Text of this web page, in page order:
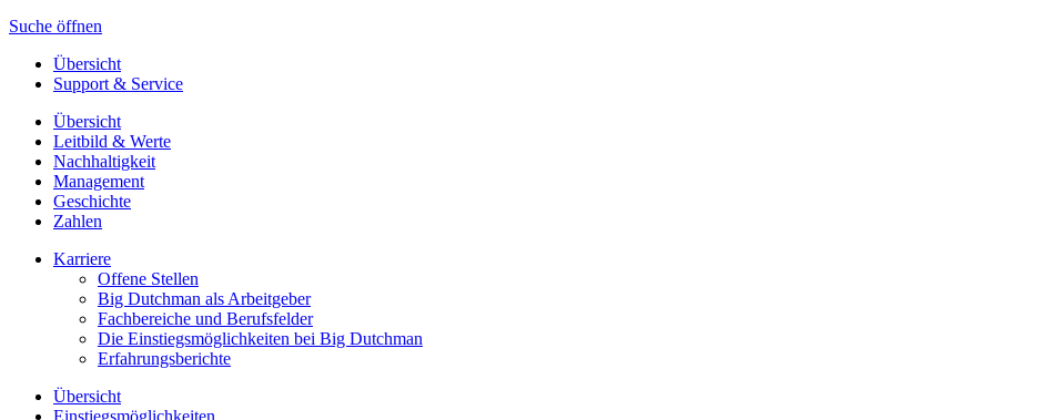
Suche öffnen
Übersicht
Support & Service
Übersicht
Leitbild & Werte
Nachhaltigkeit
Management
Geschichte
Zahlen
Karriere
Offene Stellen
Big Dutchman als Arbeitgeber
Fachbereiche und Berufsfelder
Die Einstiegsmöglichkeiten bei Big Dutchman
Erfahrungsberichte
Übersicht